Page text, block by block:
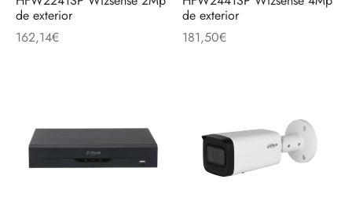
de exterior
162,14€
de exterior
181,50€
en Informática